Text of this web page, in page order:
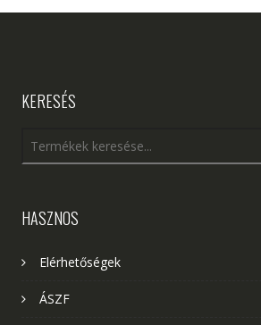
KERESÉS
HASZNOS
Elérhetőségek
ÁSZF